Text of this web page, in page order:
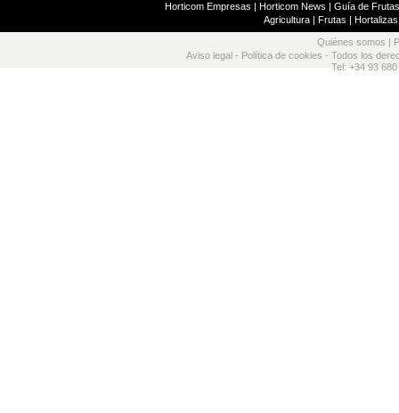
Horticom Empresas | Horticom News | Guía de
Agricultura| Frutas | Hortalizas
Quiénes somos
Aviso legal - Política de cookies - Todos los
Tel: +34 93